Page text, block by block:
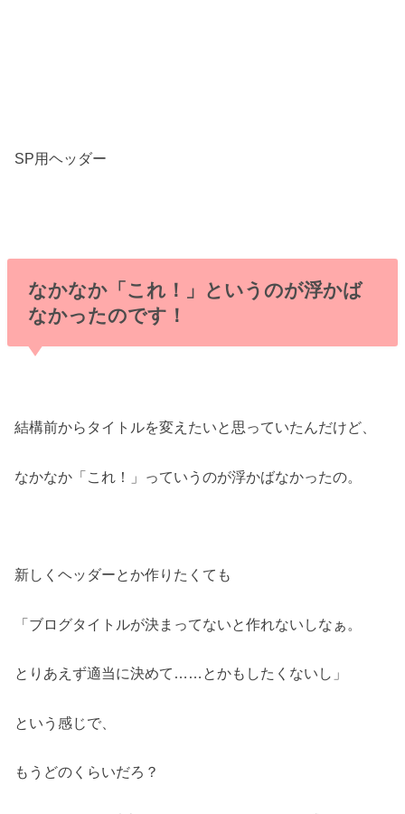
SP用ヘッダー
なかなか「これ！」というのが浮かば
なかったのです！
結構前からタイトルを変えたいと思っていたんだけど、
なかなか「これ！」っていうのが浮かばなかったの。
新しくヘッダーとか作りたくても
「ブログタイトルが決まってないと作れないしなぁ。
とりあえず適当に決めて……とかもしたくないし」
という感じで、
もうどのくらいだろ？